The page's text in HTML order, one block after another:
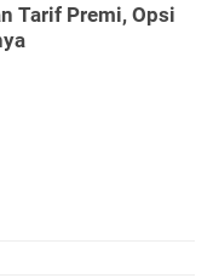
Tarif Premi, Opsi